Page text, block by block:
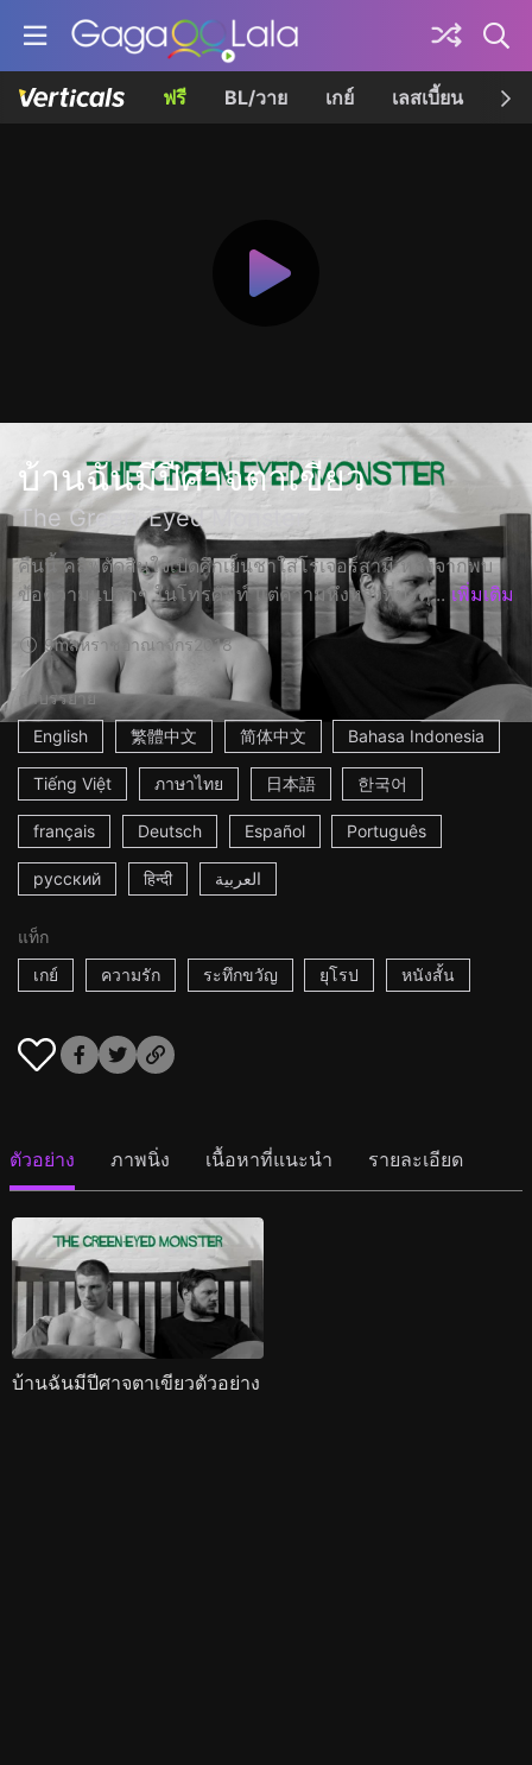
ฟรี BL/วาย เกย์ เลสเบี้ยน เค
บ้านฉันมีปีศาจตาเขียว
The Green-Eyed Monster
คืนนี้ คลิฟตัดสินใจเปิดศึกเย็นชาใส่โรเจอร์สามี หลังจากพบ
ข้อความแปลกๆ ในโทรศัพท์ แต่ความหึงหวงที่ปะทุ... เพิ่มเติม
9mสหราชอาณาจักร2018
คำบรรยาย
English
繁體中文 简体中文 Bahasa Indonesia
Tiếng Việt ภาษาไทย 日本語 한국어
français Deutsch Español Português
русский हिन्दी العربية
แท็ก
เกย์
ความรัก ระทึกขวัญ ยุโรป หนังสั้น
ตัวอย่าง ภาพนิ่ง เนื้อหาที่แนะนำ รายละเอียด
บ้านฉันมีปีศาจตาเขียวตัวอย่าง